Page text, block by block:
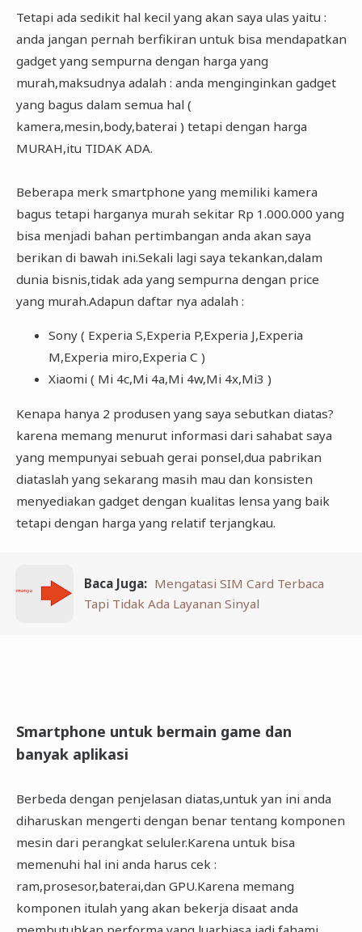
Tetapi ada sedikit hal kecil yang akan saya ulas yaitu :
anda jangan pernah berfikiran untuk bisa mendapatkan
gadget yang sempurna dengan harga yang
murah,maksudnya adalah : anda menginginkan gadget
yang bagus dalam semua hal (
kamera,mesin,body,baterai ) tetapi dengan harga
MURAH,itu TIDAK ADA.
Beberapa merk smartphone yang memiliki kamera
bagus tetapi harganya murah sekitar Rp 1.000.000 yang
bisa menjadi bahan pertimbangan anda akan saya
berikan di bawah ini.Sekali lagi saya tekankan,dalam
dunia bisnis,tidak ada yang sempurna dengan price
yang murah.Adapun daftar nya adalah :
Sony ( Experia S,Experia P,Experia J,Experia
M,Experia miro,Experia C )
Xiaomi ( Mi 4c,Mi 4a,Mi 4w,Mi 4x,Mi3 )
Kenapa hanya 2 produsen yang saya sebutkan diatas?
karena memang menurut informasi dari sahabat saya
yang mempunyai sebuah gerai ponsel,dua pabrikan
diataslah yang sekarang masih mau dan konsisten
menyediakan gadget dengan kualitas lensa yang baik
tetapi dengan harga yang relatif terjangkau.
Baca Juga: Mengatasi SIM Card Terbaca
Tapi Tidak Ada Layanan Sinyal
Smartphone untuk bermain game dan
banyak aplikasi
Berbeda dengan penjelasan diatas,untuk yan ini anda
diharuskan mengerti dengan benar tentang komponen
mesin dari perangkat seluler.Karena untuk bisa
memenuhi hal ini anda harus cek :
ram,prosesor,baterai,dan GPU.Karena memang
komponen itulah yang akan bekerja disaat anda